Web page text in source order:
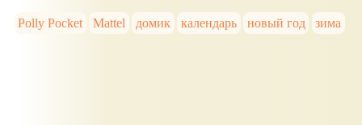
Polly Pocket Mattel домик календарь новый год зима